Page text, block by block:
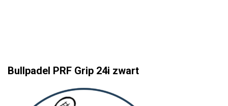
Bullpadel PRF Grip 24i zwart